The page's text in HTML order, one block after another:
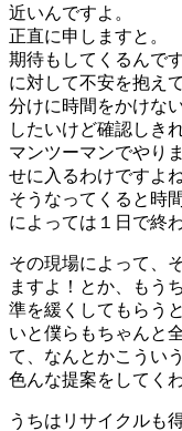
近いんですよ。
正直に申しますと。
期待もしてくるんで
に対して不安を抱え
分けに時間をかけな
したいけど確認しき
マンツーマンでやり
せに入るわけですよね
そうなってくると時
によっては１日で終
その現場によって、
ますよ！とか、もう
準を緩くしてもらう
いと僕らもちゃんと
て、なんとかこうい
色んな提案をしてく
うちはリサイクルも